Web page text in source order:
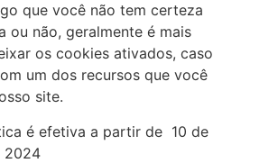
que você não tem certeza
ou não, geralmente é mais
os cookies ativados, caso
um dos recursos que você
site.
é efetiva a partir de 10 de
2024